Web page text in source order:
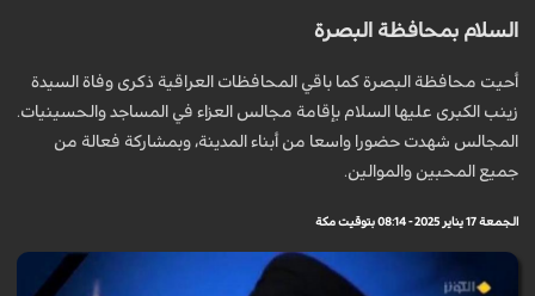
السلام بمحافظة البصرة
أحيت محافظة البصرة كما باقي المحافظات العراقية ذكرى وفاة السيدة
زينب الكبرى عليها السلام بإقامة مجالس العزاء في المساجد والحسينيات.
المجالس شهدت حضورا واسعا من أبناء المدينة، وبمشاركة فعالة من
جميع المحبين والموالين.
الجمعة 17 يناير 2025 - 08:14 بتوقيت مكة